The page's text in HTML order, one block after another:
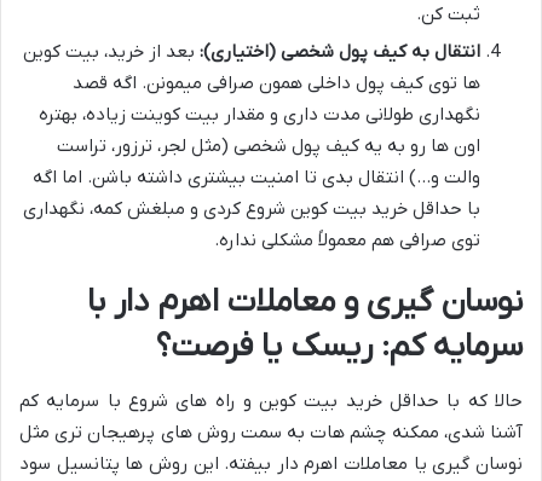
ثبت کن.
انتقال به کیف پول شخصی (اختیاری): بعد از خرید، بیت کوین
ها توی کیف پول داخلی همون صرافی میمونن. اگه قصد
نگهداری طولانی مدت داری و مقدار بیت کوینت زیاده، بهتره
اون ها رو به یه کیف پول شخصی (مثل لجر، ترزور، تراست
والت و…) انتقال بدی تا امنیت بیشتری داشته باشن. اما اگه
با حداقل خرید بیت کوین شروع کردی و مبلغش کمه، نگهداری
توی صرافی هم معمولاً مشکلی نداره.
نوسان گیری و معاملات اهرم دار با
سرمایه کم: ریسک یا فرصت؟
حالا که با حداقل خرید بیت کوین و راه های شروع با سرمایه کم
آشنا شدی، ممکنه چشم هات به سمت روش های پرهیجان تری مثل
نوسان گیری یا معاملات اهرم دار بیفته. این روش ها پتانسیل سود